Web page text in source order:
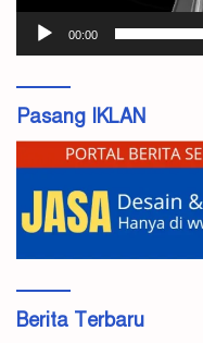
00:00
Pasang IKLAN
Berita Terbaru